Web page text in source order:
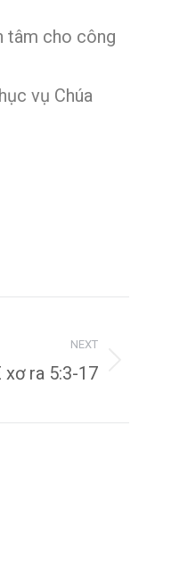
tâm cho công
vụ Chúa
NEXT
xơ ra 5:3-17